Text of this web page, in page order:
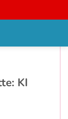
in der
KI